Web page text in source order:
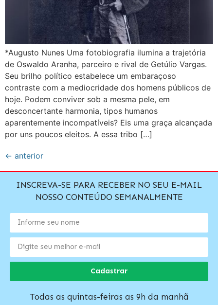
*Augusto Nunes Uma fotobiografia ilumina a trajetória
de Oswaldo Aranha, parceiro e rival de Getúlio Vargas.
Seu brilho político estabelece um embaraçoso
contraste com a mediocridade dos homens públicos de
hoje. Podem conviver sob a mesma pele, em
desconcertante harmonia, tipos humanos
aparentemente incompatíveis? Eis uma graça alcançada
por uns poucos eleitos. A essa tribo […]
← anterior
INSCREVA-SE PARA RECEBER NO SEU E-MAIL
NOSSO CONTEÚDO SEMANALMENTE
Cadastrar
Todas as quintas-feiras as 9h da manhã